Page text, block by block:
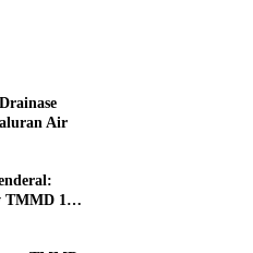
Air
TMMD 129